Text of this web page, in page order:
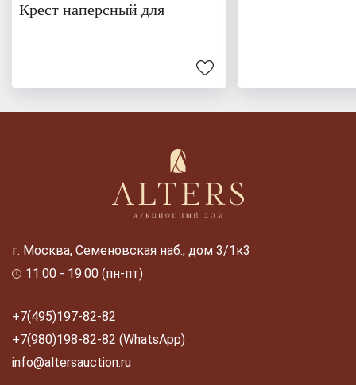
Крест наперсный для
г. Москва, Семеновская наб., дом 3/1к3
11:00 - 19:00 (пн-пт)
+7(495)197-82-82
+7(980)198-82-82 (WhatsApp)
info@altersauction.ru